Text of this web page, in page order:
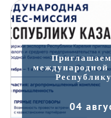
международной
04